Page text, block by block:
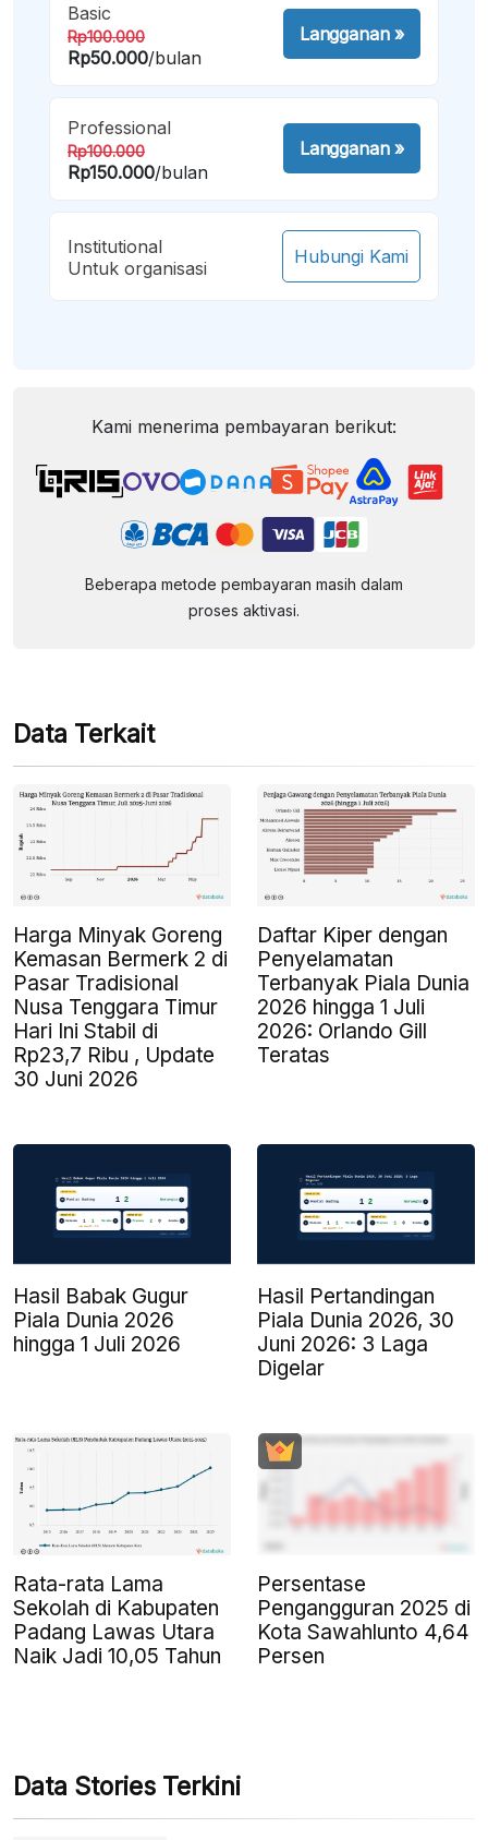
Basic
Rp100.000
Rp50.000/bulan
Langganan»
Professional
Rp100.000
Rp150.000/bulan
Langganan»
Institutional
Untuk organisasi
Hubungi Kami
Kami menerima pembayaran berikut:
Beberapa metode pembayaran masih dalam
proses aktivasi.
Data Terkait
Harga Minyak Goreng
Kemasan Bermerk 2 di
Pasar Tradisional
Nusa Tenggara Timur
Hari Ini Stabil di
Rp23,7 Ribu , Update
30 Juni 2026
Daftar Kiper dengan
Penyelamatan
Terbanyak Piala Dunia
2026 hingga 1 Juli
2026: Orlando Gill
Teratas
Hasil Babak Gugur
Piala Dunia 2026
hingga 1 Juli 2026
Hasil Pertandingan
Piala Dunia 2026, 30
Juni 2026: 3 Laga
Digelar
Rata-rata Lama
Sekolah di Kabupaten
Padang Lawas Utara
Naik Jadi 10,05 Tahun
Persentase
Pengangguran 2025 di
Kota Sawahlunto 4,64
Persen
Data Stories Terkini